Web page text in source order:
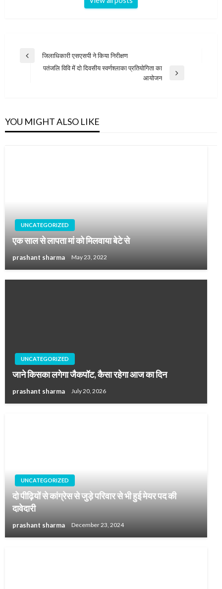
Post
navigation
Previous
जिलाधिकारी एसएसपी ने किया निरीक्षण
पतंजलि विवि में दो दिवसीय स्वर्णश्लाका प्रतियोगिता का
आयोजन
YOU MIGHT ALSO LIKE
UNCATEGORIZED
एक साल से लापता मां को मिलवाया बेटे से
prashant sharma May 23, 2022
UNCATEGORIZED
जाने किसका लगेगा जैकपॉट, कैसा रहेगा आज का दिन
prashant sharma July 20, 2026
UNCATEGORIZED
दो पीढ़ियों से कांग्रेस से जुड़े परिवार से भी हुई मेयर पद की
दावेदारी
prashant sharma December 23, 2024